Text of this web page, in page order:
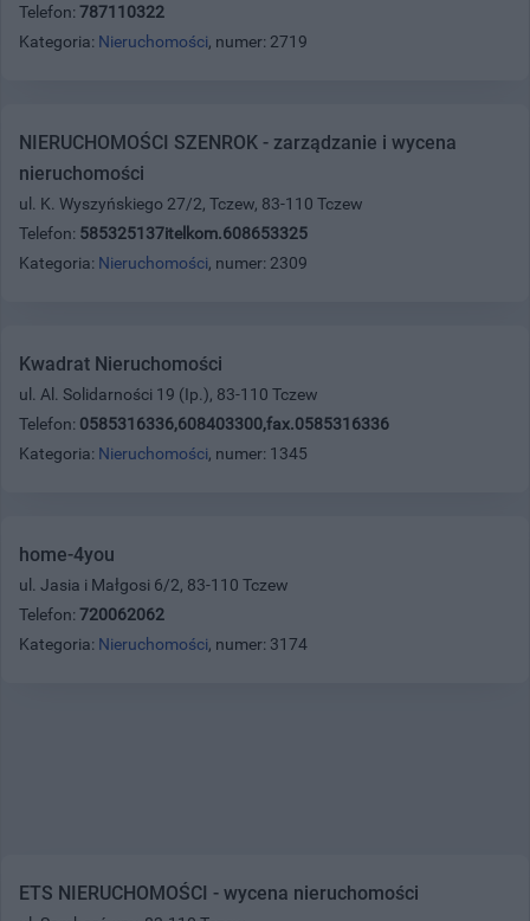
Telefon: 787110322
Kategoria: Nieruchomości, numer: 2719
NIERUCHOMOŚCI SZENROK - zarządzanie i wycena
nieruchomości
ul. K. Wyszyńskiego 27/2, Tczew, 83-110 Tczew
Telefon: 585325137itelkom.608653325
Kategoria: Nieruchomości, numer: 2309
Kwadrat Nieruchomości
ul. Al. Solidarności 19 (Ip.), 83-110 Tczew
Telefon: 0585316336,608403300,fax.0585316336
Kategoria: Nieruchomości, numer: 1345
home-4you
ul. Jasia i Małgosi 6/2, 83-110 Tczew
Telefon: 720062062
Kategoria: Nieruchomości, numer: 3174
ETS NIERUCHOMOŚCI - wycena nieruchomości